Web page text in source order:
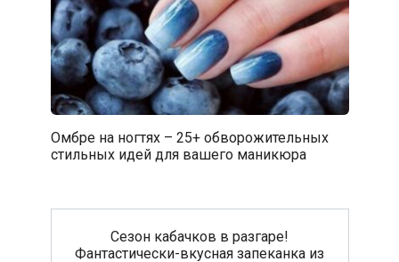
Омбре на ногтях – 25+ обворожительных
стильных идей для вашего маникюра
Сезон кабачков в разгаре!
Фантастически-вкусная запеканка из